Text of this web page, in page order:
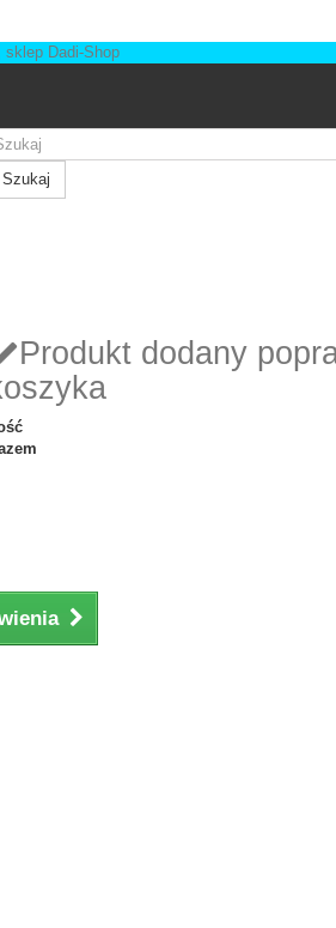
Szukaj
Produkt dodany